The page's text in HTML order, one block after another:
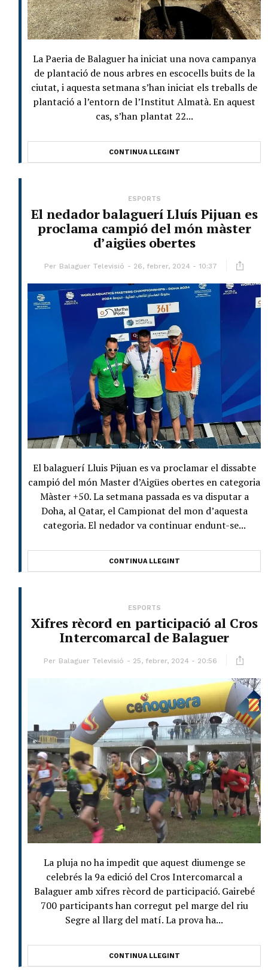
La Paeria de Balaguer ha iniciat una nova campanya
de plantació de nous arbres en escocells buits de la
ciutat, i aquesta setmana s’han iniciat els treballs de
plantació a l’entorn de l’Institut Almatà. En aquest
cas, s’han plantat 22...
CONTINUA LLEGINT
ESPORTS
El nedador balaguerí Lluís Pijuan es
proclama campió del món màster
d’aigües obertes
Per Balaguer Televisió 26, febrer, 2024 - 10:37
El balaguerí Lluis Pijuan es va proclamar el dissabte
campió del món Master d’Aigües obertes en categoria
Màster +50. La setmana passada es va disputar a
Doha, al Qatar, el Campionat del mon d’aquesta
categoria. El nedador va continuar endunt-se...
CONTINUA LLEGINT
ESPORTS
Xifres rècord en participació al Cros
Intercomarcal de Balaguer
Per Balaguer Televisió 25, febrer, 2024 - 20:56
La pluja no ha impedit que aquest diumenge se
celebrés la 9a edició del Cros Intercomarcal a
Balaguer amb xifres rècord de participació. Gairebé
700 participants han corregut pel marge del riu
Segre al llarg del matí. La prova ha...
CONTINUA LLEGINT